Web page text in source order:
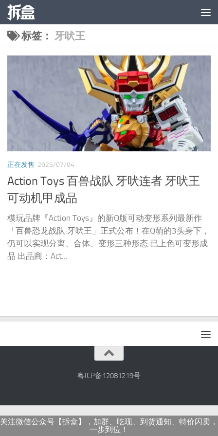
跳至内容
标签： 牙吠王
正在发售 2025/07/04
Action Toys 百兽战队 牙吠连者 牙吠王
可动机甲成品
模玩品牌『Action Toys』的新Q版可动变形系列最新作
「百兽恐龙战队·牙吠王」正式公布！在Q萌的3头身下，
仍可以实现分离、合体、变形三种形态 已上色可变形成
品 出品商：Act...
粤ICP备12081219号
关注微信公众号【拆盒】，加群、吃现、到货通知、特价闪卖，
一步到位！